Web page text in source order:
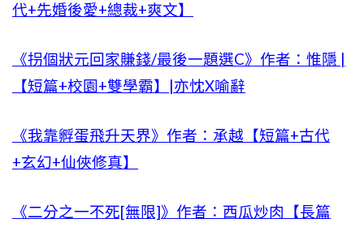
代+先婚後愛+總裁+爽文】
《拐個狀元回家賺錢/最後一題選C》作者：惟隱 |
【短篇+校園+雙學霸】|亦忱X喻辭
《我靠孵蛋飛升天界》作者：承越【短篇+古代
+玄幻+仙俠修真】
《二分之一不死[無限]》作者：西瓜炒肉【長篇